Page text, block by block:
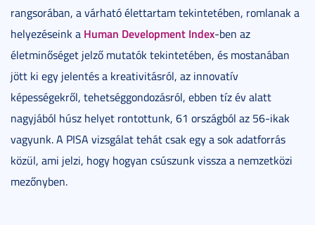
rangsorában, a várható élettartam tekintetében, romlanak a
helyezéseink a Human Development Index-ben az
életminőséget jelző mutatók tekintetében, és mostanában
jött ki egy jelentés a kreativitásról, az innovatív
képességekről, tehetséggondozásról, ebben tíz év alatt
nagyjából húsz helyet rontottunk, 61 országból az 56-ikak
vagyunk. A PISA vizsgálat tehát csak egy a sok adatforrás
közül, ami jelzi, hogy hogyan csúszunk vissza a nemzetközi
mezőnyben.